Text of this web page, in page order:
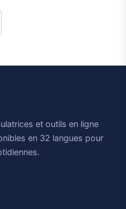
et outils en ligne
en 32 langues pour